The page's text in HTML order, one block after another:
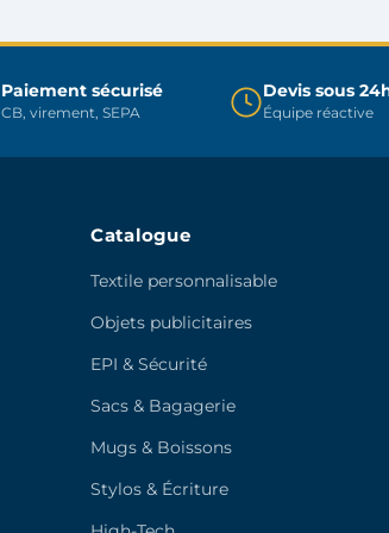
sur
la
Paiement sécurisé
CB, virement, SEPA
Devis sous
Équipe réactive
Catalogue
Textile personnalisable
Objets publicitaires
EPI & Sécurité
Sacs & Bagagerie
Mugs & Boissons
Stylos & Écriture